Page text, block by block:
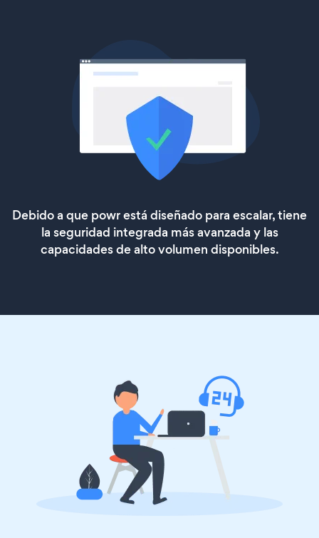
Debido a que powr está diseñado para escalar, tiene
la seguridad integrada más avanzada y las
capacidades de alto volumen disponibles.